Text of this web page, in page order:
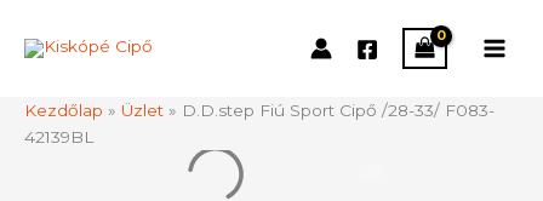
Kezdőlap » Üzlet » D.D.step Fiú Sport Cipő /28-33/ F083-
42139BL